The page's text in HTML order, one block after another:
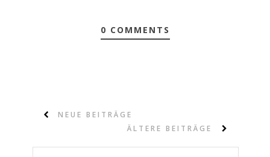
0 COMMENTS
NEUE BEITRÄGE
ÄLTERE BEITRÄGE